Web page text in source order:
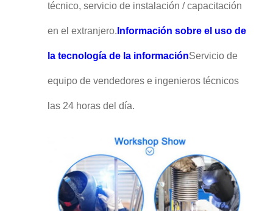
técnico, servicio de instalación / capacitación
en el extranjero. Información sobre el uso de
la tecnología de la informaciónServicio de
equipo de vendedores e ingenieros técnicos
las 24 horas del día.